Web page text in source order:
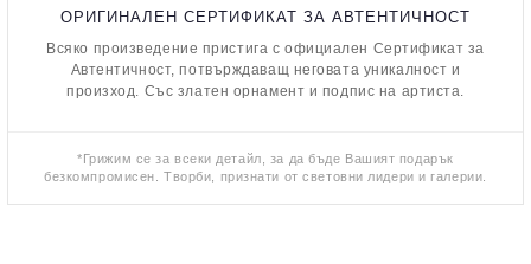
ОРИГИНАЛЕН СЕРТИФИКАТ ЗА АВТЕНТИЧНОСТ
Всяко произведение пристига с официален Сертификат за
Автентичност, потвърждаващ неговата уникалност и
произход. Със златен орнамент и подпис на артиста.
*Грижим се за всеки детайл, за да бъде Вашият подарък
безкомпромисен. Творби, признати от световни лидери и галерии.